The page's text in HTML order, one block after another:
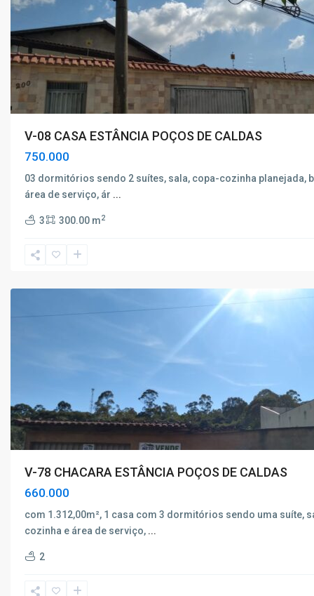
V-08 CASA ESTÂNCIA POÇOS DE CALDAS
750.000
03 dormitórios sendo 2 suítes, sala, copa-cozinha planejada,
área de serviço, ár ...
3 300.00 m2
Estância
Poços
Caldas
de
V-78 CHACARA ESTÂNCIA POÇOS DE CALDAS
660.000
com 1.312,00m², 1 casa com 3 dormitórios sendo uma suíte,
cozinha e área de serviço, ...
2